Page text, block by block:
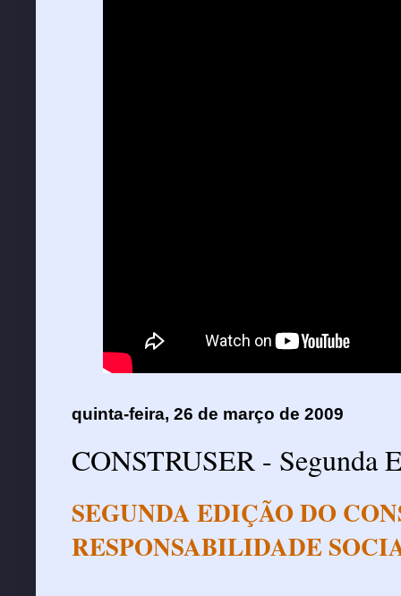
quinta-feira, 26 de março de 2009
CONSTRUSER - Segunda
SEGUNDA EDIÇÃO DO
RESPONSABILIDADE